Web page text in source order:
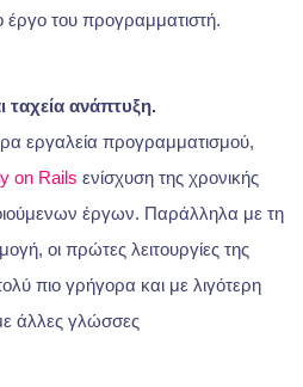
έργο του προγραμματιστή.
ταχεία ανάπτυξη.
εργαλεία προγραμματισμού,
on Rails ενίσχυση της χρονικής
έργων. Παράλληλα με τη
οι πρώτες λειτουργίες της
πιο γρήγορα και με λιγότερη
άλλες γλώσσες